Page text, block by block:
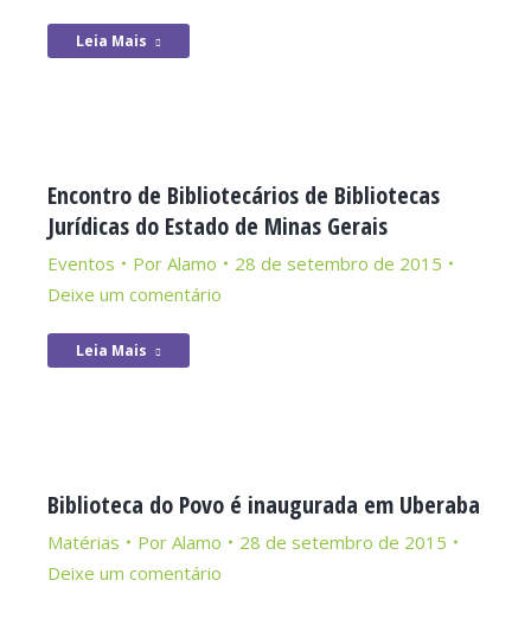
Leia Mais
Encontro de Bibliotecários de Bibliotecas
Jurídicas do Estado de Minas Gerais
Eventos Por Alamo
28 de setembro de 2015
Deixe um comentário
Leia Mais
Biblioteca do Povo é inaugurada em Uberaba
Matérias Por Alamo
28 de setembro de 2015
Deixe um comentário